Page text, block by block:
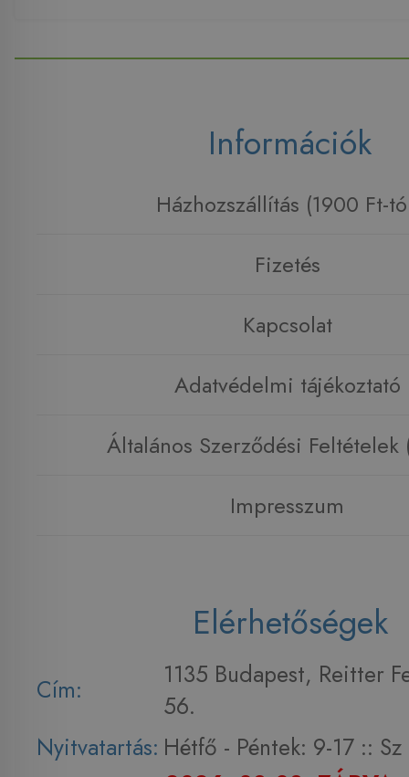
Információk
Házhozszállítás (1900 Ft-
Fizetés
Kapcsolat
Adatvédelmi tájékoztató
Általános Szerződési Feltételek
Impresszum
Elérhetőségek
Cím:
1135 Budapest, Reitter
56.
Nyitvatartás: Hétfő - Péntek: 9-17 :: Sz